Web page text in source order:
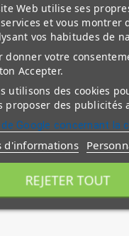
Web utilise ses
et vous montrer
vos habitudes de
donner votre
Accepter.
utilisons des cookies
proposer des publicités
Google concernant
d'informations
REJETER TOUT